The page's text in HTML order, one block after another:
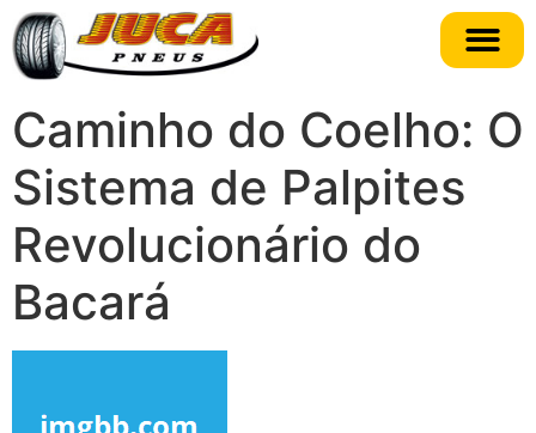
Caminho do Coelho: O
Sistema de Palpites
Revolucionário do
Bacará